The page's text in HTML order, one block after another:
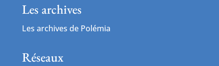
Les archives
Les archives de Polémia
Réseaux